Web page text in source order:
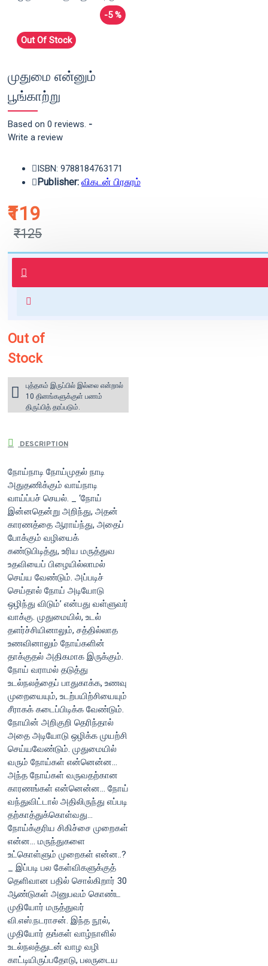
-5 %
Out Of Stock
முதுமை என்னும்
பூங்காற்று
Based on 0 reviews. -
Write a review
₹119
₹125
ISBN: 9788184763171
Publisher: விகடன் பிரசுரம்
புத்தகம் 3 - 7 நாட்களில் அனுப்பி
வைக்கப்படும்.
for orders above ₹1000 within
Out of
Stock
புத்தகம் இருப்பில் இல்லை என்றால்
10 தினங்களுக்குள் பணம்
திருப்பித் தரப்படும்.
DESCRIPTION
நோய்நாடி நோய்முதல் நாடி
அதுதணிக்கும் வாய்நாடி
வாய்ப்பச் செயல். _ ‘நோய்
இன்னதென்று அறிந்து, அதன்
காரணத்தை ஆராய்ந்து, அதைப்
போக்கும் வழியைக்
கண்டுபிடித்து, உரிய மருத்துவ
உதவியைப் பிழையில்லாமல்
செய்ய வேண்டும். அப்படிச்
செய்தால் நோய் அடியோடு
ஒழிந்து விடும்’ என்பது வள்ளுவர்
வாக்கு. முதுமையில், உடல்
தளர்ச்சியினாலும், சத்தில்லாத
உணவினாலும் நோய்களின்
தாக்குதல் அதிகமாக இருக்கும்.
நோய் வராமல் தடுத்து
உடல்நலத்தைப் பாதுகாக்க, உணவு
முறையையும், உடற்பயிற்சியையும்
சீராகக் கடைப்பிடிக்க வேண்டும்.
நோயின் அறிகுறி தெரிந்தால்
அதை அடியோடு ஒழிக்க முயற்சி
செய்யவேண்டும். முதுமையில்
வரும் நோய்கள் என்னென்ன...
அந்த நோய்கள் வருவதற்கான
காரணங்கள் என்னென்ன... நோய்
வந்துவிட்டால் அதிலிருந்து எப்படி
தற்காத்துக்கொள்வது...
நோய்க்குரிய சிகிச்சை முறைகள்
என்ன... மருந்துகளை
உட்கொள்ளும் முறைகள் என்ன..?
_ இப்படி பல கேள்விகளுக்குத்
தெளிவான பதில் சொல்கிறார் 30
ஆண்டுகள் அனுபவம் கொண்ட
முதியோர் மருத்துவர்
வி.எஸ்.நடராசன். இந்த நூல்,
முதியோர் தங்கள் வாழ்நாளில்
உடல்நலத்துடன் வாழ வழி
காட்டியிருப்பதோடு, பலருடைய